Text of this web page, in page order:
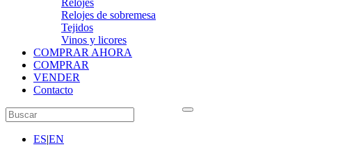
Relojes
Relojes de sobremesa
Tejidos
Vinos y licores
COMPRAR AHORA
COMPRAR
VENDER
Contacto
ES|EN